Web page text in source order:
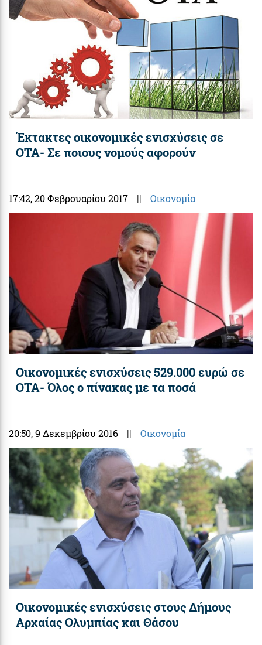
Έκτακτες οικονομικές ενισχύσεις σε
ΟΤΑ- Σε ποιους νομούς αφορούν
17:42, 20 Φεβρουαρίου 2017 || Οικονομία
Οικονομικές ενισχύσεις 529.000 ευρώ σε
ΟΤΑ- Όλος ο πίνακας με τα ποσά
20:50, 9 Δεκεμβρίου 2016 || Οικονομία
Οικονομικές ενισχύσεις στους Δήμους
Αρχαίας Ολυμπίας και Θάσου